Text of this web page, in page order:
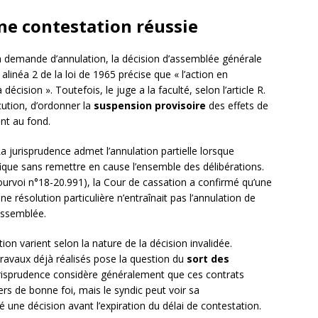
contestation réussie
d’annulation, la décision d’assemblée générale
alinéa 2 de la loi de 1965 précise que « l’action en
». Toutefois, le juge a la faculté, selon l’article R.
d’ordonner la suspension provisoire des effets de
au fond.
jurisprudence admet l’annulation partielle lorsque
sans remettre en cause l’ensemble des délibérations.
n°18-20.991), la Cour de cassation a confirmé qu’une
résolution particulière n’entraînait pas l’annulation de
varient selon la nature de la décision invalidée.
déjà réalisés pose la question du sort des
considère généralement que ces contrats
de bonne foi, mais le syndic peut voir sa
décision avant l’expiration du délai de contestation.